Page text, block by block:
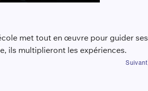
met tout en œuvre pour guider ses
ils multiplieront les expériences.
Suivant